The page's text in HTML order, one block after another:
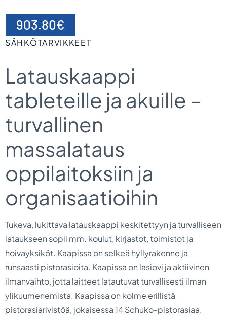
903.80€
SÄHKÖTARVIKKEET
Latauskaappi
tableteille ja akuille –
turvallinen
massalataus
oppilaitoksiin ja
organisaatioihin
Tukeva, lukittava latauskaappi keskitettyyn ja turvalliseen
lataukseen sopii mm. koulut, kirjastot, toimistot ja
hoivayksiköt. Kaapissa on selkeä hyllyrakenne ja
runsaasti pistorasioita. Kaapissa on lasiovi ja aktiivinen
ilmanvaihto, jotta laitteet latautuvat turvallisesti ilman
ylikuumenemista. Kaapissa on kolme erillistä
pistorasiarivistöä, jokaisessa 14 Schuko-pistorasiaa.